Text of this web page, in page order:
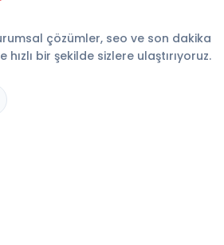
çözümler, seo ve son dakika
bir şekilde sizlere ulaştırıyoruz.